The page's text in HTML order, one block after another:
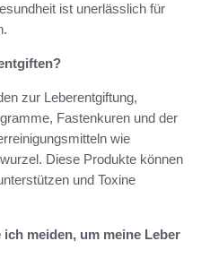
ist unerlässlich für
zur Leberentgiftung,
Fastenkuren und der
wie
Diese Produkte können
und Toxine
meiden, um meine Leber